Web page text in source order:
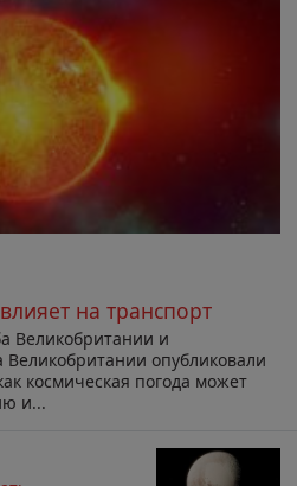
на транспорт
Великобритании и
опубликовали
космическая погода может
и...